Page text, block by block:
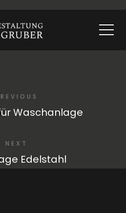
Waschanlage
NEXT
Edelstahl